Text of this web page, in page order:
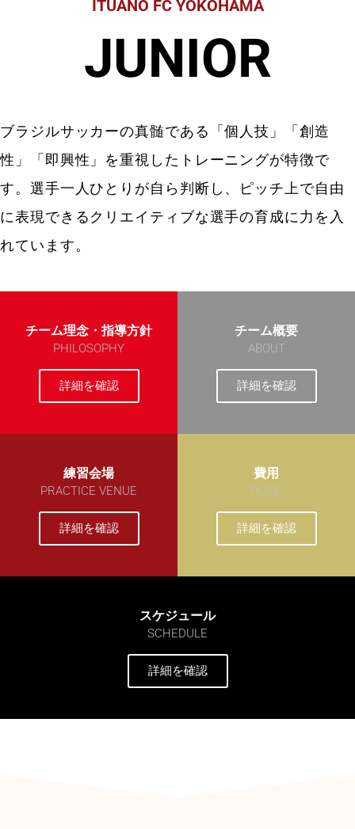
ITUANO FC YOKOHAMA
JUNIOR
ブラジルサッカーの真髄である「個人技」「創造
性」「即興性」を重視したトレーニングが特徴で
す。選手一人ひとりが自ら判断し、ピッチ上で自由
に表現できるクリエイティブな選手の育成に力を入
れています。
チーム理念・指導方針
PHILOSOPHY
詳細を確認
チーム概要
ABOUT
詳細を確認
練習会場
PRACTICE VENUE
詳細を確認
費用
PLICE
詳細を確認
スケジュール
SCHEDULE
詳細を確認